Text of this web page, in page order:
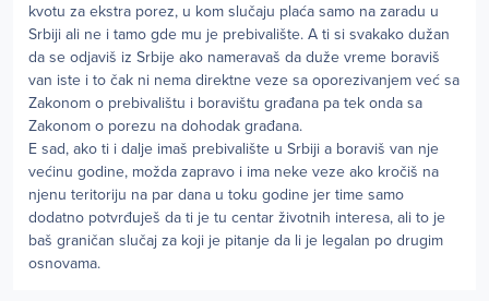
kvotu za ekstra porez, u kom slučaju plaća samo na zaradu u
Srbiji ali ne i tamo gde mu je prebivalište. A ti si svakako dužan
da se odjaviš iz Srbije ako nameravaš da duže vreme boraviš
van iste i to čak ni nema direktne veze sa oporezivanjem već sa
Zakonom o prebivalištu i boravištu građana pa tek onda sa
Zakonom o porezu na dohodak građana.
E sad, ako ti i dalje imaš prebivalište u Srbiji a boraviš van nje
većinu godine, možda zapravo i ima neke veze ako kročiš na
njenu teritoriju na par dana u toku godine jer time samo
dodatno potvrđuješ da ti je tu centar životnih interesa, ali to je
baš graničan slučaj za koji je pitanje da li je legalan po drugim
osnovama.